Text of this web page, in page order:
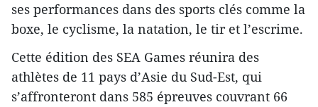
ses performances dans des sports clés comme la
boxe, le cyclisme, la natation, le tir et l’escrime.
Cette édition des SEA Games réunira des
athlètes de 11 pays d’Asie du Sud-Est, qui
s’affronteront dans 585 épreuves couvrant 66